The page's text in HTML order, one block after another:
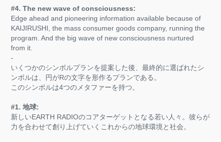
#4. The new wave of consciousness:
Edge ahead and pioneering information available because of
KAIJIRUSHI, the mass consumer goods company, running the
program. And the big wave of new consciousness nurtured
from it.
-​​​​
いくつかのシンボルプランを提案した後、最終的に選ばれたシ
ンボルは、円がRの文字を形作るプランである。
このシンボルは4つのメタファーを持つ。
#1. 地球:
新しいEARTH RADIOのコアターゲットとなる若い人々。彼らが
力を合わせて創り上げていくこれからの地球環境と社会。